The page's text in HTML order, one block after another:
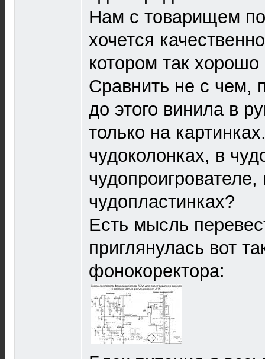
Нам с товарищем
хочется
котором так
Сравнить не с чем,
до этого винила в
только на
чудоколонках, в
чудопластинках?
Есть мысль
приглянулась вот
фонокоректора: